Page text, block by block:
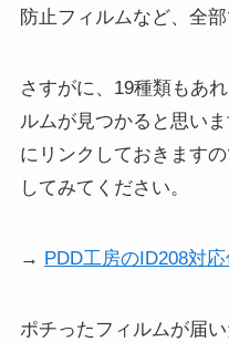
防止フィルムなど、全
さすがに、19種類もあ
ルムが見つかると思い
にリンクしておきます
してみてください。
→ PDD工房のID208対
ポチったフィルムが届